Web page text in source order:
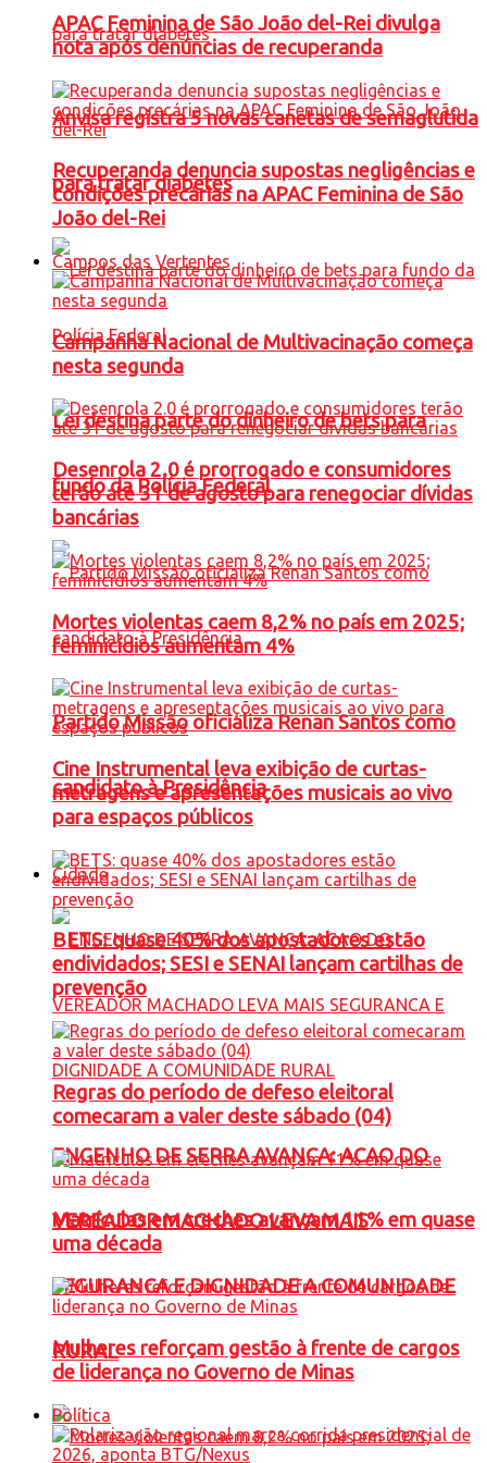
Anvisa registra 5 novas canetas de semaglutida
para tratar diabetes
Lei destina parte do dinheiro de bets para
fundo da Polícia Federal
Partido Missão oficializa Renan Santos como
candidato à Presidência
Cidade
ENGENHO DE SERRA AVANÇA: ACAO DO
VEREADOR MACHADO LEVA MAIS
SEGURANCA E DIGNIDADE A COMUNIDADE
RURAL
APAC Feminina de São João del-Rei divulga
nota após denúncias de recuperanda
Recuperanda denuncia supostas negligências e
condições precárias na APAC Feminina de São
João del-Rei
Campos das Vertentes
Campanha Nacional de Multivacinação começa
nesta segunda
Desenrola 2.0 é prorrogado e consumidores
terão até 31 de agosto para renegociar dívidas
bancárias
Mortes violentas caem 8,2% no país em 2025;
feminicídios aumentam 4%
Cine Instrumental leva exibição de curtas-
metragens e apresentações musicais ao vivo
para espaços públicos
BETS: quase 40% dos apostadores estão
endividados; SESI e SENAI lançam cartilhas de
prevenção
Regras do período de defeso eleitoral
comecaram a valer deste sábado (04)
Matrículas em creches avançam 11% em quase
uma década
Mulheres reforçam gestão à frente de cargos
de liderança no Governo de Minas
Política